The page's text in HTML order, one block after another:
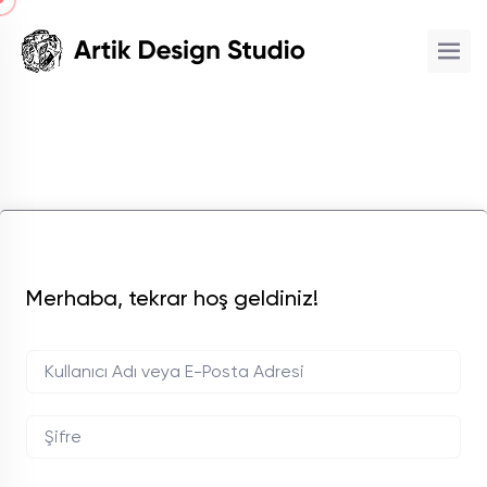
Merhaba, tekrar hoş geldiniz!